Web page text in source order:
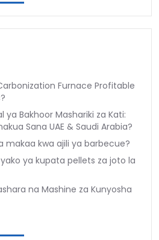
Furnace Profitable
ya Bakhoor Mashariki za Kati:
Sana UAE & Saudi Arabia?
makaa kwa ajili ya barbecue?
ya kupata pellets za joto la
na Mashine za Kunyosha